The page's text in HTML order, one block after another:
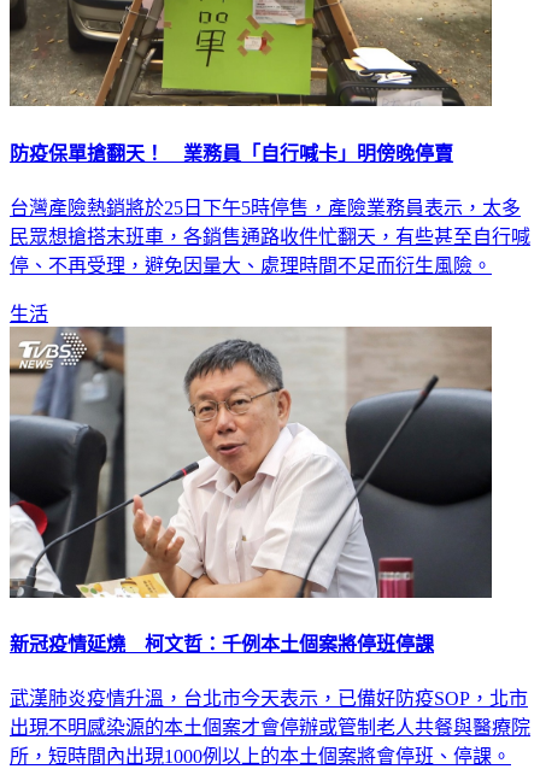
防疫保單搶翻天！ 業務員「自行喊卡」明傍晚停賣
台灣產險熱銷將於25日下午5時停售，產險業務員表示，太多
民眾想搶搭末班車，各銷售通路收件忙翻天，有些甚至自行喊
停、不再受理，避免因量大、處理時間不足而衍生風險。
生活
新冠疫情延燒 柯文哲：千例本土個案將停班停課
武漢肺炎疫情升溫，台北市今天表示，已備好防疫SOP，北市
出現不明感染源的本土個案才會停辦或管制老人共餐與醫療院
所，短時間內出現1000例以上的本土個案將會停班、停課。